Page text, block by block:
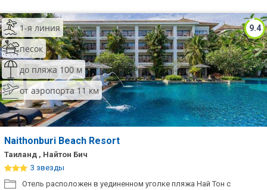
9.4
1-я линия
песок
до пляжа 100 м
от аэропорта 11 км
Naithonburi Beach Resort
Таиланд , Найтон Бич
3 звезды
Отель расположен в уединенном уголке пляжа Най Тон с
ТОП 10 недорогих отелей
5*
Лучшие отели 4* звезды
Недорогие отели 4*
звезды
Лучшие отели 3* звезды
Недорогие отели 3*